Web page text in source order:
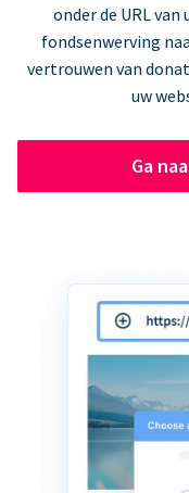
onder de URL
fondsenwerving
vertrouwen van
uw
Ga